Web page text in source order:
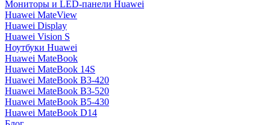
Мониторы и LED-панели Huawei
Huawei MateView
Huawei Display
Huawei Vision S
Ноутбуки Huawei
Huawei MateBook
Huawei MateBook 14S
Huawei MateBook B3-420
Huawei MateBook B3-520
Huawei MateBook B5-430
Huawei MateBook D14